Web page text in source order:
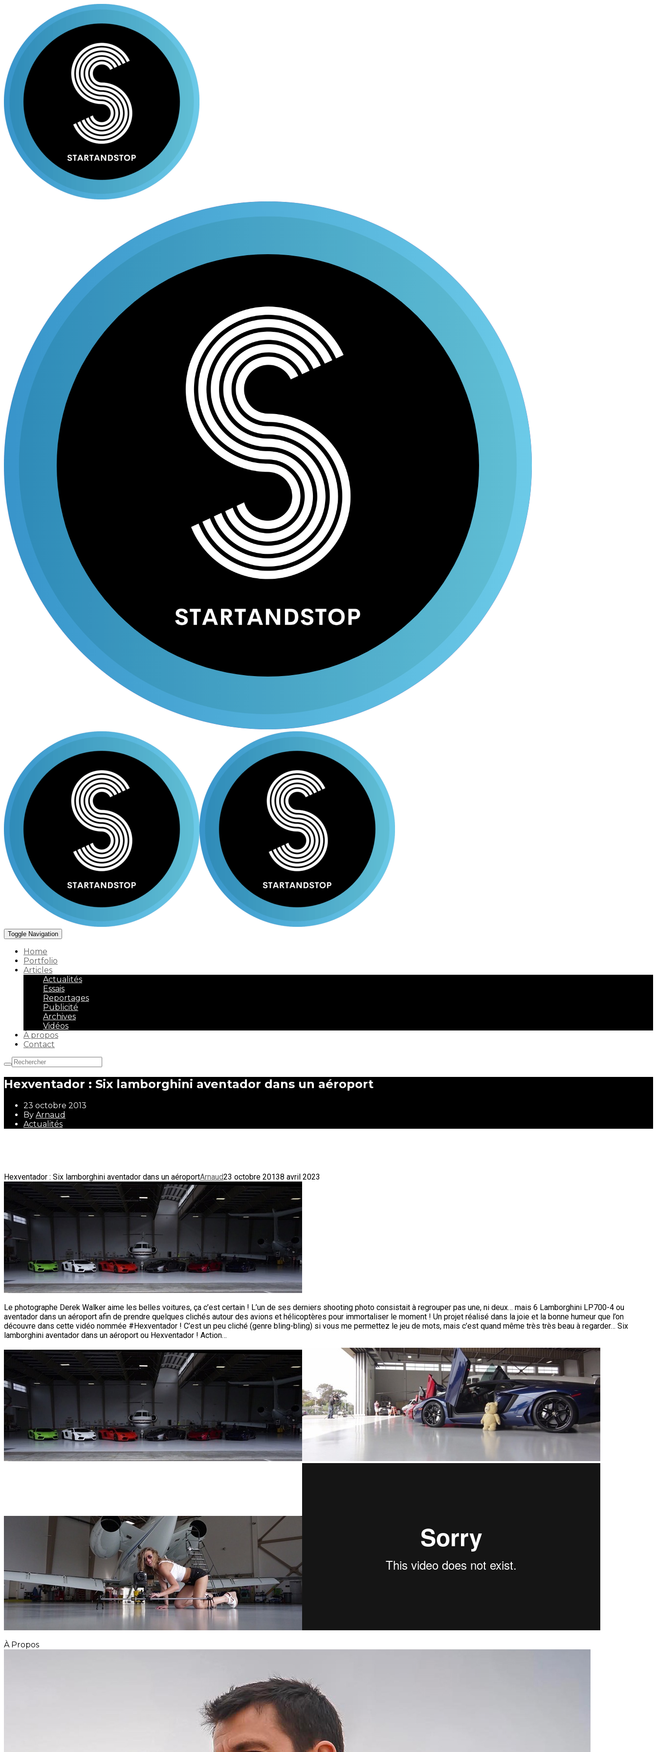
Toggle Navigation
Home
Portfolio
Articles
Actualités
Essais
Reportages
Publicité
Archives
Vidéos
À propos
Contact
Hexventador : Six lamborghini aventador dans un aéroport
23 octobre 2013
By Arnaud
Actualités
Hexventador : Six lamborghini aventador dans un aéroportArnaud23 octobre 20138 avril 2023
Le photographe Derek Walker aime les belles voitures, ça c’est certain ! L’un de ses derniers shooting photo consistait à regrouper pas une, ni deux… mais 6 Lamborghini LP700-4 ou
aventador dans un aéroport afin de prendre quelques clichés autour des avions et hélicoptères pour immortaliser le moment ! Un projet réalisé dans la joie et la bonne humeur que l’on
découvre dans cette vidéo nommée #Hexventador ! C’est un peu cliché (genre bling-bling) si vous me permettez le jeu de mots, mais c’est quand même très très beau à regarder… Six
lamborghini aventador dans un aéroport ou Hexventador ! Action…
À Propos